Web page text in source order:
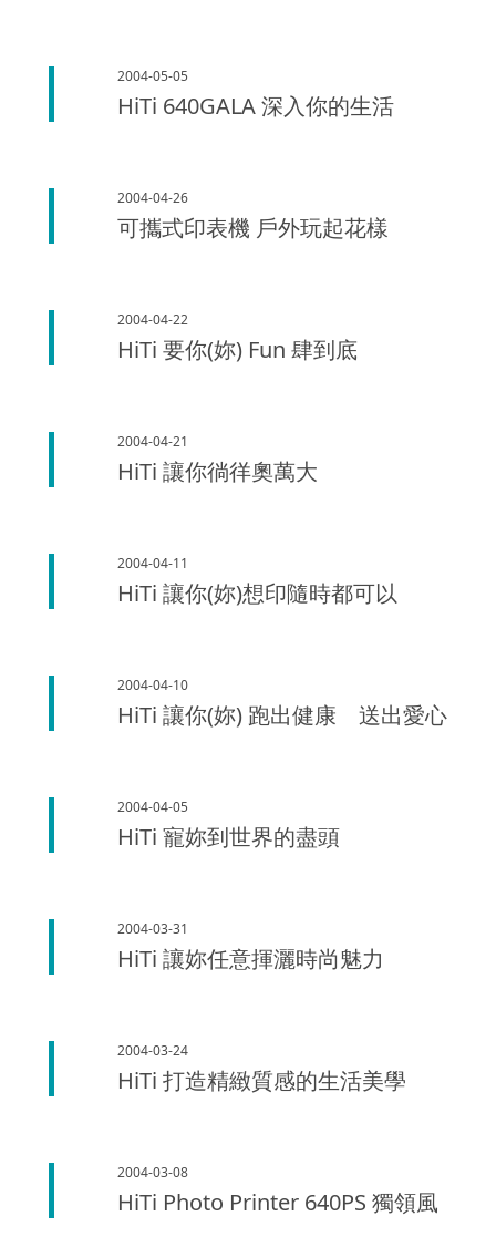
2004-05-05
HiTi 640GALA 深入你的生活
2004-04-26
可攜式印表機 戶外玩起花樣
2004-04-22
HiTi 要你(妳) Fun 肆到底
2004-04-21
HiTi 讓你徜徉奧萬大
2004-04-11
HiTi 讓你(妳)想印隨時都可以
2004-04-10
HiTi 讓你(妳) 跑出健康 送出愛心
2004-04-05
HiTi 寵妳到世界的盡頭
2004-03-31
HiTi 讓妳任意揮灑時尚魅力
2004-03-24
HiTi 打造精緻質感的生活美學
2004-03-08
HiTi Photo Printer 640PS 獨領風